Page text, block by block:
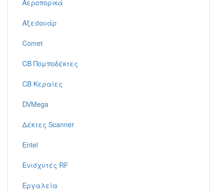
Αεροπορικά
Αξεσουάρ
Comet
CB Πομποδέκτες
CB Κεραίες
DVMega
Δέκτες Scanner
Entel
Ενισχυτές RF
Εργαλεία